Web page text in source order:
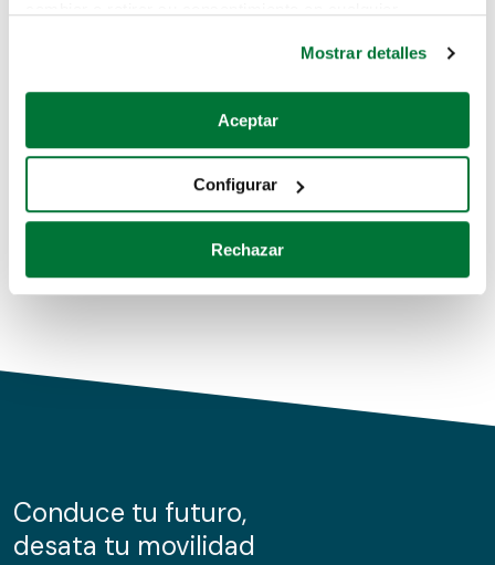
Si lo permite, también quisiéramos:
Recopilar información sobre su ubicación geográfica
Identificar su dispositivo analizándolo activamente
para buscar características específicas (huellas
Obtenga más información sobre cómo se procesan sus
de cookies.
información sobre el uso que haga del sitio web con
nuestros partners de redes sociales, publicidad y análisis
Mostrar detalles
Aceptar
Configurar
Rechazar
Coches de segunda mano
Coches de km0
Conduce tu futuro,
desata tu movilidad